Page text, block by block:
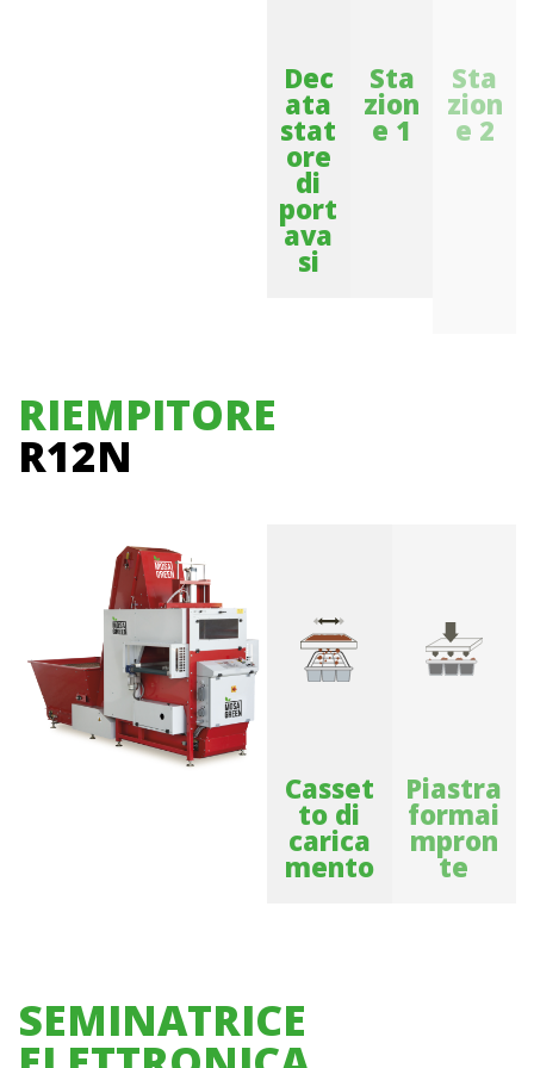
Dec
ata
stat
ore
di
port
ava
si
Sta
zion
e 1
Sta
zion
e 2
RIEMPITORE
R12N
Casset
to di
carica
mento
Piastra
formai
mpron
te
SEMINATRICE